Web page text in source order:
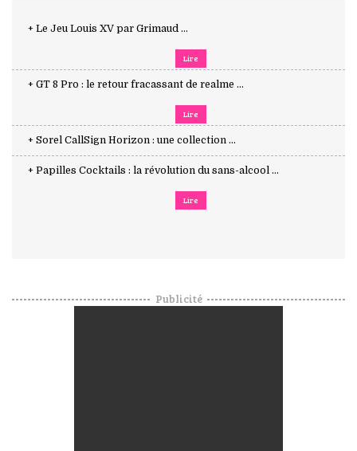
+ Le Jeu Louis XV par Grimaud ...
Lire
+ GT 8 Pro : le retour fracassant de realme ...
Lire
+ Sorel CallSign Horizon : une collection ...
+ Papilles Cocktails : la révolution du sans-alcool ...
Lire
Publicité